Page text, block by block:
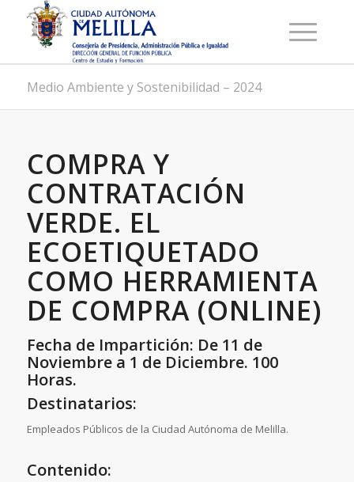
Medio Ambiente y Sostenibilidad – 2024
COMPRA Y
CONTRATACIÓN
VERDE. EL
ECOETIQUETADO
COMO HERRAMIENTA
DE COMPRA (ONLINE)
Fecha de Impartición: De 11 de
Noviembre a 1 de Diciembre. 100
Horas.
Destinatarios:
Empleados Públicos de la Ciudad Autónoma de Melilla.
Contenido: